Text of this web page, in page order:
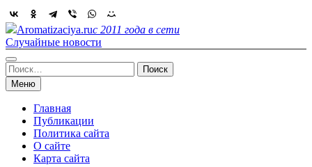
Skip
to
content
Aromatizaciya.ruс 2011 года в сети
Случайные новости
Найти:
Меню
Главная
Публикации
Политика сайта
О сайте
Карта сайта